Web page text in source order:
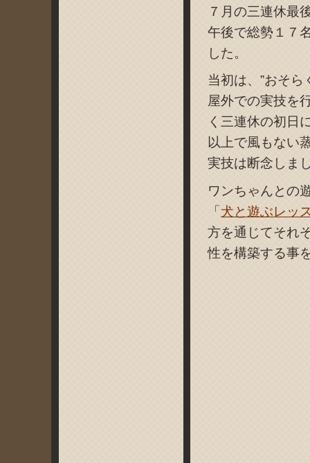
７月の三連休最
午後で総勢１７
した。
当初は、”おそ
屋外での実技を
く三連休の初日
以上で風もない
実技は断念しま
ワンちゃんとの
「犬と遊ぶレッ
方を通じてそれ
性を構築する事